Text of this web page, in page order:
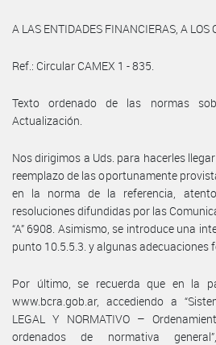
A LAS ENTIDADES FINANCIERAS, A LOS
Ref.: Circular CAMEX 1 - 835.
Texto ordenado de las normas
Actualización.
Nos dirigimos a Uds. para hacerles
reemplazo de las oportunamente
en la norma de la referencia,
resoluciones difundidas por las
“A” 6908. Asimismo, se introduce una
punto 10.5.5.3. y algunas adecuaciones
Por último, se recuerda que en la
www.bcra.gob.ar, accediendo a
LEGAL Y NORMATIVO –
ordenados de normativa